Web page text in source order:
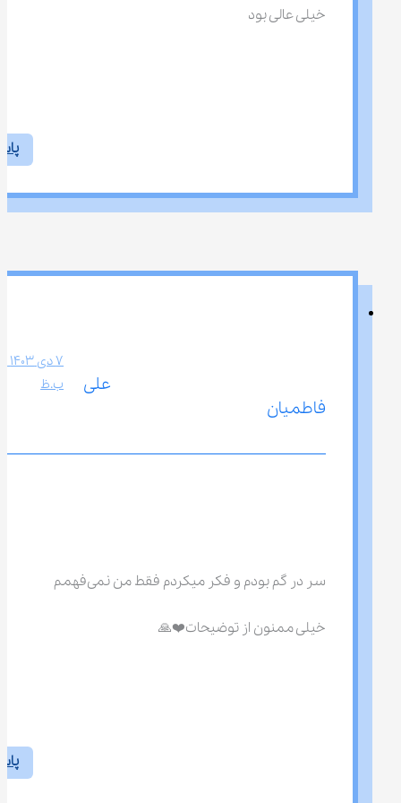
خیلی عالی بود
علی
فاطمیان
ب.ظ
سر در گم بودم و فکر میکردم فقط من نمی‌فهمم
خیلی ممنون از توضیحات❤️🙏